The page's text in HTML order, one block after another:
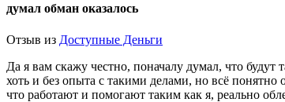
думал обман оказалось
Отзыв из Доступные Деньги
Да я вам скажу честно, поначалу думал, что
хоть и без опыта с такими делами, но всё
что работают и помогают таким как я, реально